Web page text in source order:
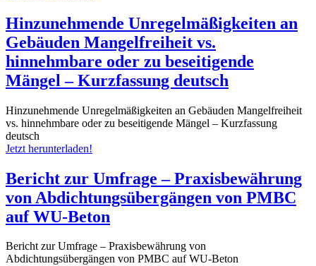
Hinzunehmende Unregelmäßigkeiten an
Gebäuden Mangelfreiheit vs.
hinnehmbare oder zu beseitigende
Mängel – Kurzfassung deutsch
Hinzunehmende Unregelmäßigkeiten an Gebäuden Mangelfreiheit
vs. hinnehmbare oder zu beseitigende Mängel – Kurzfassung
deutsch
Jetzt herunterladen!
Bericht zur Umfrage – Praxisbewährung
von Abdichtungsübergängen von PMBC
auf WU-Beton
Bericht zur Umfrage – Praxisbewährung von
Abdichtungsübergängen von PMBC auf WU-Beton